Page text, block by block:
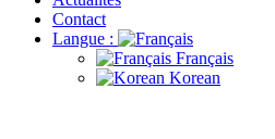
Contact
Langue :
Français
Korean